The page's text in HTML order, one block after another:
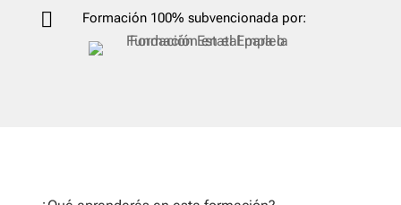
 Formación 100% subvencionada por: